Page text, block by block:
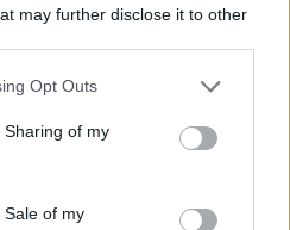
may further disclose it to other
app uses one or more Google
behaviour. You may click to
and its third-party tags to
purposes in below Google
Opt Outs
of my
of my